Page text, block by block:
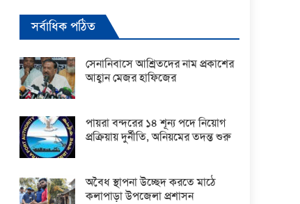
সর্বাধিক পঠিত
সেনানিবাসে আশ্রিতদের নাম প্রকাশের
আহ্বান মেজর হাফিজের
পায়রা বন্দরের ১৪ শূন্য পদে নিয়োগ
প্রক্রিয়ায় দুর্নীতি, অনিয়মের তদন্ত শুরু
অবৈধ স্থাপনা উচ্ছেদ করতে মাঠে
কলাপাড়া উপজেলা প্রশাসন